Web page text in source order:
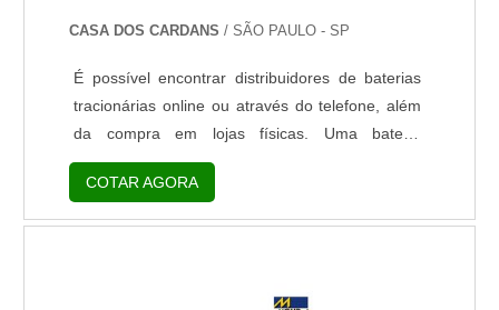
CASA DOS CARDANS / SÃO PAULO - SP
É possível encontrar distribuidores de baterias
tracionárias online ou através do telefone, além
da compra em lojas físicas. Uma bateria
tracionária de qualidade é essencial para o
funcionamento de diversos tipos de veículos
elétricos, quando ela não funciona bem,
uso deste equipamento Forma construtiva do
COTAR AGORA